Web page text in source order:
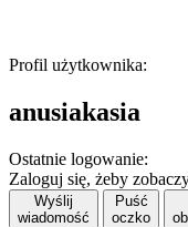
Profil użytkownika:
anusiakasia
Ostatnie logowanie:
Zaloguj się, żeby
Wyślij
wiadomość
Puść
oczko